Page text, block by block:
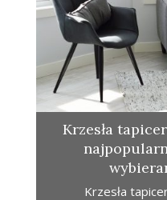
Krzesła
Krzesła